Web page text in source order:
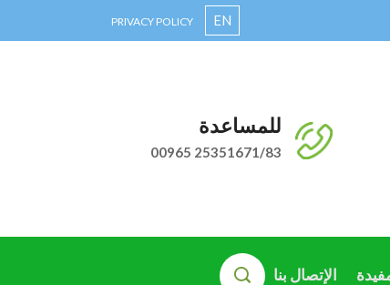
EN
PRIVACY POLICY
للمساعدة
00965 25351671/83
الإتصال بنا